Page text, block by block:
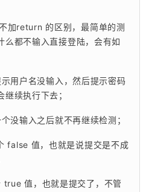
加return 的区别，最简单的测
么都不输入直接登陆，会有如
用户名没输入，然后提示密码
续执行下去；
没输入之后就不再继续检测；
false 值，也就是说提交是不成
值，也就是提交了，不管